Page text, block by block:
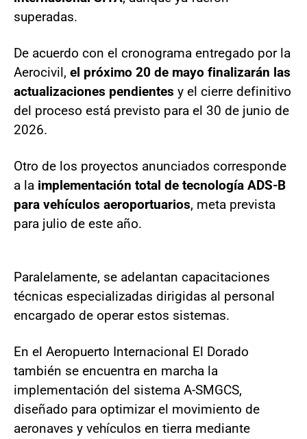
superadas.
De acuerdo con el cronograma entregado por la
Aerocivil, el próximo 20 de mayo finalizarán las
actualizaciones pendientes y el cierre definitivo
del proceso está previsto para el 30 de junio de
2026.
Otro de los proyectos anunciados corresponde
a la implementación total de tecnología ADS-B
para vehículos aeroportuarios, meta prevista
para julio de este año.
Paralelamente, se adelantan capacitaciones
técnicas especializadas dirigidas al personal
encargado de operar estos sistemas.
En el Aeropuerto Internacional El Dorado
también se encuentra en marcha la
implementación del sistema A-SMGCS,
diseñado para optimizar el movimiento de
aeronaves y vehículos en tierra mediante